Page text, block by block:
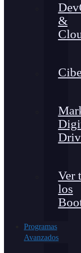
&
Ver
los
Programas
Avanzados